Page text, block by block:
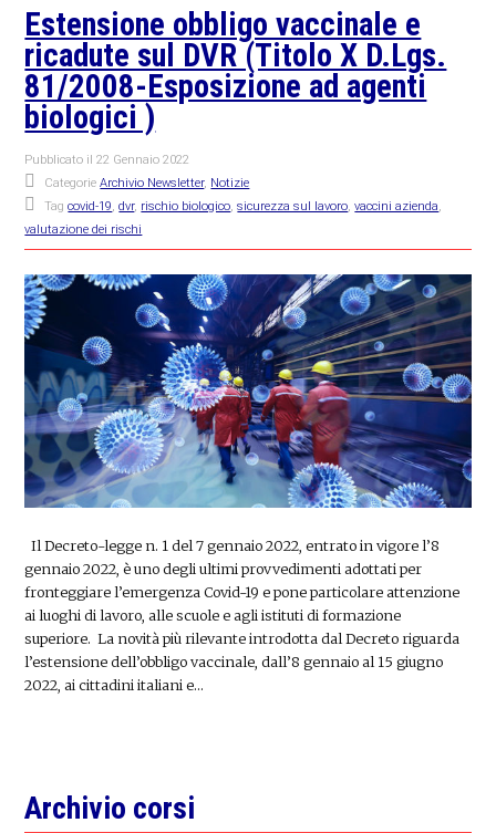
Estensione obbligo vaccinale e
ricadute sul DVR (Titolo X D.Lgs.
81/2008-Esposizione ad agenti
biologici )
Pubblicato il22 Gennaio 2022
CategorieArchivio Newsletter, Notizie
Tagcovid-19,dvr, rischio biologico,sicurezza sul lavoro,vaccini azienda,
valutazione dei rischi
Il Decreto-legge n. 1 del 7 gennaio 2022, entrato in vigore l’8
gennaio 2022, è uno degli ultimi provvedimenti adottati per
fronteggiare l’emergenza Covid-19 e pone particolare attenzione
ai luoghi di lavoro, alle scuole e agli istituti di formazione
superiore. La novità più rilevante introdotta dal Decreto riguarda
l’estensione dell’obbligo vaccinale, dall’8 gennaio al 15 giugno
2022, ai cittadini italiani e…
Primary
Archivio corsi